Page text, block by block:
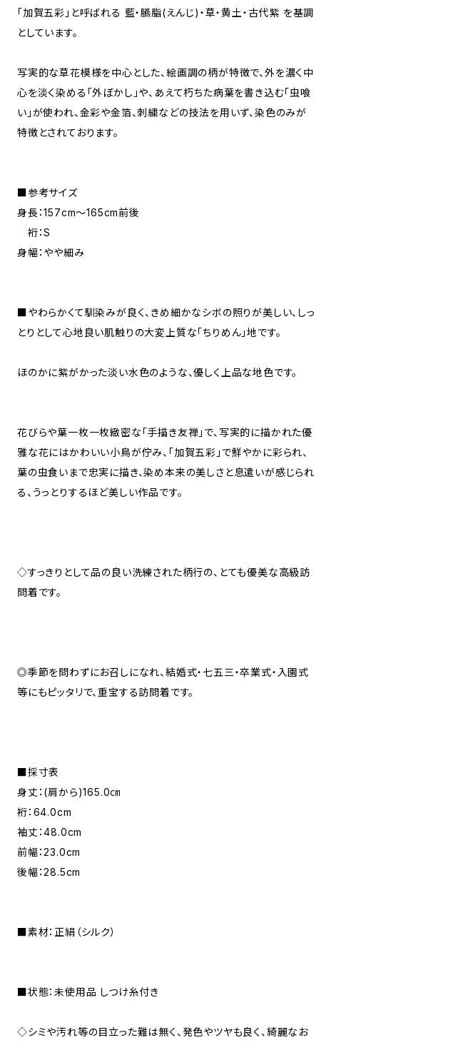
「加賀五彩」と呼ばれる 藍・臙脂(えんじ)・草・黄土・古代紫 を基調
としています。
写実的な草花模様を中心とした、絵画調の柄が特徴で、外を濃く中
心を淡く染める「外ぼかし」や、あえて朽ちた病葉を書き込む「虫喰
い」が使われ、金彩や金箔、刺繍などの技法を用いず、染色のみが
特徴とされております。
■参考サイズ
身長：157cm～165cm前後
裄：S
身幅：やや細み
■やわらかくて馴染みが良く、きめ細かなシボの照りが美しい、しっ
とりとして心地良い肌触りの大変上質な「ちりめん」地です。
ほのかに紫がかった淡い水色のような、優しく上品な地色です。
花びらや葉一枚一枚緻密な「手描き友禅」で、写実的に描かれた優
雅な花にはかわいい小鳥が佇み、「加賀五彩」で鮮やかに彩られ、
葉の虫食いまで忠実に描き、染め本来の美しさと息遣いが感じられ
る、うっとりするほど美しい作品です。
◇すっきりとして品の良い洗練された柄行の、とても優美な高級訪
問着です。
◎季節を問わずにお召しになれ、結婚式・七五三・卒業式・入園式
等にもピッタリで、重宝する訪問着です。
■採寸表
身丈：(肩から)165.0㎝
裄：64.0cm
袖丈：48.0cm
前幅：23.0cm
後幅：28.5cm
■素材：正絹（シルク）
■状態：未使用品 しつけ糸付き
◇シミや汚れ等の目立った難は無く、発色やツヤも良く、綺麗なお